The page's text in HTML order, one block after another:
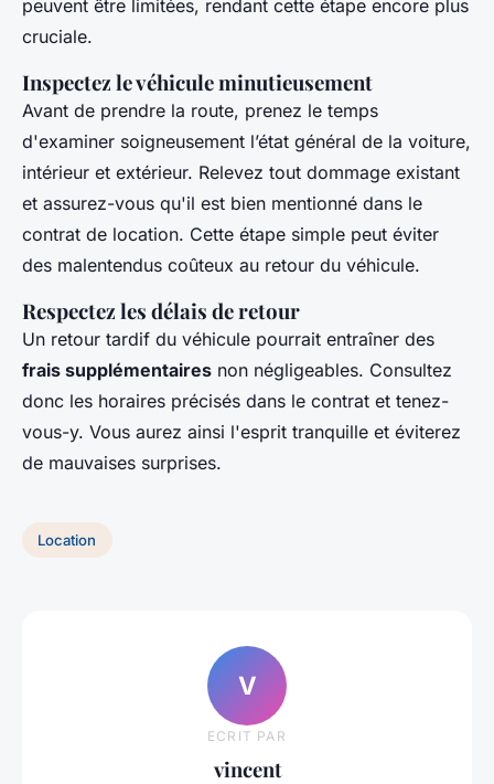
peuvent être limitées, rendant cette étape encore plus
cruciale.
Inspectez le véhicule minutieusement
Avant de prendre la route, prenez le temps
d'examiner soigneusement l’état général de la voiture,
intérieur et extérieur. Relevez tout dommage existant
et assurez-vous qu'il est bien mentionné dans le
contrat de location. Cette étape simple peut éviter
des malentendus coûteux au retour du véhicule.
Respectez les délais de retour
Un retour tardif du véhicule pourrait entraîner des
frais supplémentaires non négligeables. Consultez
donc les horaires précisés dans le contrat et tenez-
vous-y. Vous aurez ainsi l'esprit tranquille et éviterez
de mauvaises surprises.
Location
V
ECRIT PAR
vincent